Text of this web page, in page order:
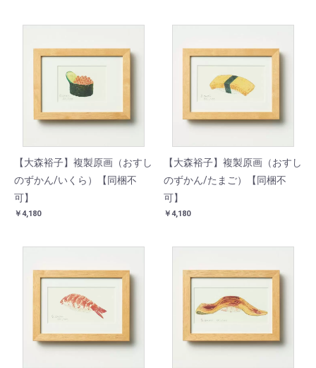
【大森裕子】複製原画（おすし
のずかん/いくら）【同梱不
可】
￥4,180
【大森裕子】複製原画（おすし
のずかん/たまご）【同梱不
可】
￥4,180